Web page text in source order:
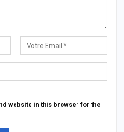
website in this browser for the